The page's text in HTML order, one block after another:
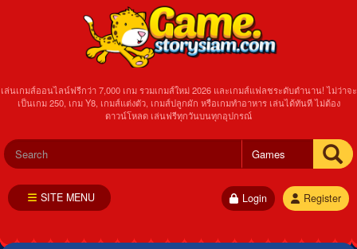
เล่นเกมส์ออนไลน์ฟรีกว่า 7,000 เกม รวมเกมส์ใหม่ 2026 และเกมส์แฟลชระดับตำนาน! ไม่ว่าจะ
เป็นเกม 250, เกม Y8, เกมส์แต่งตัว, เกมส์ปลูกผัก หรือเกมทำอาหาร เล่นได้ทันที ไม่ต้อง
ดาวน์โหลด เล่นฟรีทุกวันบนทุกอุปกรณ์
Register
Login
SITE MENU